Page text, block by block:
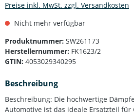
Preise inkl. MwSt. zzgl. Versandkosten
Nicht mehr verfügbar
Produktnummer: SW261173
Herstellernummer: FK1623/2
GTIN: 4053029340295
Beschreibung
Beschreibung: Die hochwertige
Automotive ist das ideale Ersatzteil für